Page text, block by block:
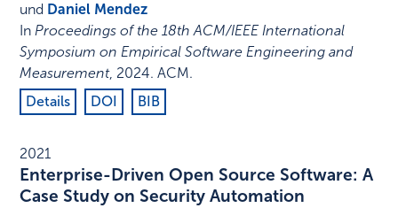
und Daniel Mendez
InProceedings of the 18th ACM/IEEE International
Symposium on Empirical Software Engineering and
Measurement, 2024.ACM.
Details
DOI BIB
2021
Enterprise-Driven Open Source Software: A
Case Study on Security Automation